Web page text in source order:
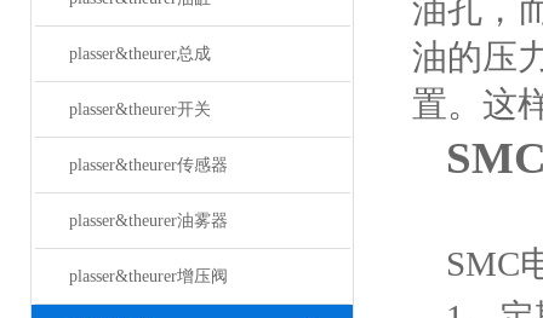
plasser&theurer总成
plasser&theurer开关
plasser&theurer传感器
plasser&theurer油雾器
plasser&theurer增压阀
油孔，
油的压
置。这
SMC